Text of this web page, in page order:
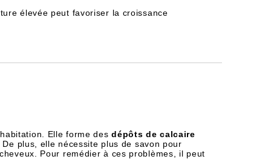
élevée peut favoriser la croissance
Elle forme desdépôts de calcaire
plus, elle nécessite plus de savon pour
Pour remédier à ces problèmes, il peut